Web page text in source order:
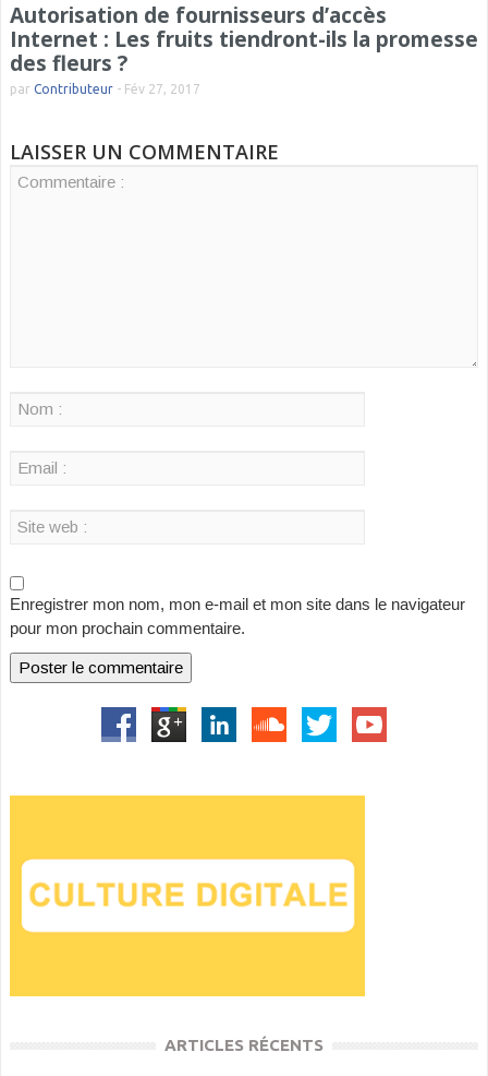
Autorisation de fournisseurs d’accès
Internet : Les fruits tiendront-ils la promesse
des fleurs ?
par Contributeur - Fév 27, 2017
LAISSER UN COMMENTAIRE
Enregistrer mon nom, mon e-mail et mon site dans le navigateur
pour mon prochain commentaire.
ARTICLES RÉCENTS